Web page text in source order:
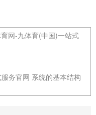
网-九体育(中国)一站式
务官网 系统的基本结构